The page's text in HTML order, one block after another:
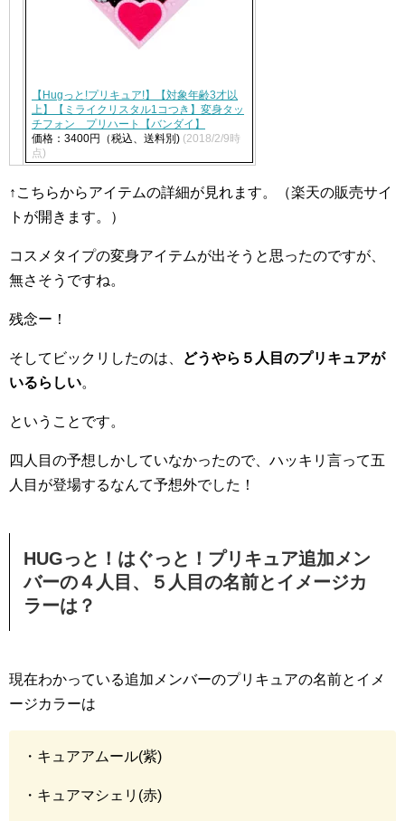
【Hugっと!プリキュア!】【対象年齢3才以
上】【ミライクリスタル1コつき】変身タッ
チフォン プリハート【バンダイ】
価格：3400円（税込、送料別) (2018/2/9時
点)
↑こちらからアイテムの詳細が見れます。（楽天の販売サイ
トが開きます。）
コスメタイプの変身アイテムが出そうと思ったのですが、
無さそうですね。
残念ー！
そしてビックリしたのは、
どうやら５人目のプリキュアが
いるらしい。
ということです。
四人目の予想しかしていなかったので、ハッキリ言って五
人目が登場するなんて予想外でした！
HUGっと！はぐっと！プリキュア追加メン
バーの４人目、５人目の名前とイメージカ
ラーは？
現在わかっている追加メンバーのプリキュアの名前とイメ
ージカラーは
・キュアアムール(紫)
・キュアマシェリ(赤)